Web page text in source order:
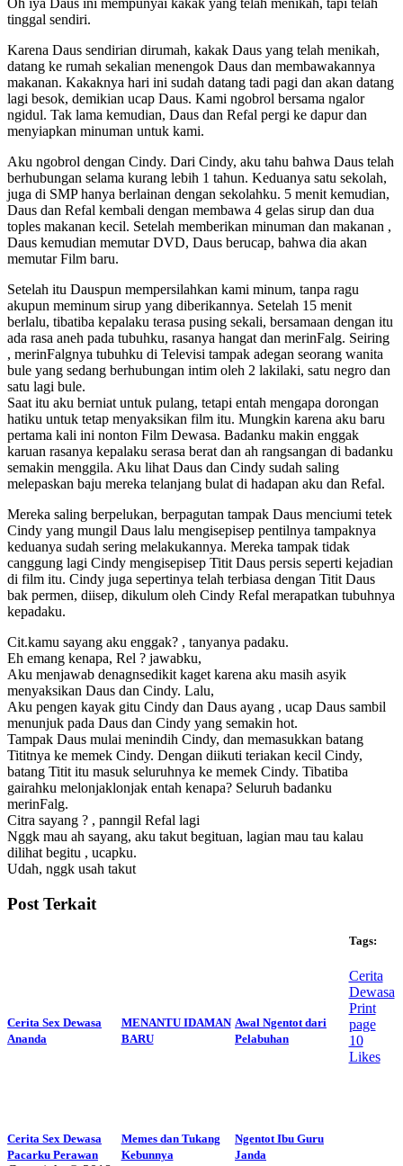
tinggal sendiri.
Karena Daus sendirian dirumah, kakak Daus yang telah menikah,
datang ke rumah sekalian menengok Daus dan membawakannya
makanan. Kakaknya hari ini sudah datang tadi pagi dan akan datang
lagi besok, demikian ucap Daus. Kami ngobrol bersama ngalor
ngidul. Tak lama kemudian, Daus dan Refal pergi ke dapur dan
menyiapkan minuman untuk kami.
Aku ngobrol dengan Cindy. Dari Cindy, aku tahu bahwa Daus telah
berhubungan selama kurang lebih 1 tahun. Keduanya satu sekolah,
juga di SMP hanya berlainan dengan sekolahku. 5 menit kemudian,
Daus dan Refal kembali dengan membawa 4 gelas sirup dan dua
toples makanan kecil. Setelah memberikan minuman dan makanan ,
Daus kemudian memutar DVD, Daus berucap, bahwa dia akan
memutar Film baru.
Setelah itu Dauspun mempersilahkan kami minum, tanpa ragu
akupun meminum sirup yang diberikannya. Setelah 15 menit
berlalu, tibatiba kepalaku terasa pusing sekali, bersamaan dengan itu
ada rasa aneh pada tubuhku, rasanya hangat dan merinFalg. Seiring
, merinFalgnya tubuhku di Televisi tampak adegan seorang wanita
bule yang sedang berhubungan intim oleh 2 lakilaki, satu negro dan
satu lagi bule.
Saat itu aku berniat untuk pulang, tetapi entah mengapa dorongan
hatiku untuk tetap menyaksikan film itu. Mungkin karena aku baru
pertama kali ini nonton Film Dewasa. Badanku makin enggak
karuan rasanya kepalaku serasa berat dan ah rangsangan di badanku
semakin menggila. Aku lihat Daus dan Cindy sudah saling
melepaskan baju mereka telanjang bulat di hadapan aku dan Refal.
Mereka saling berpelukan, berpagutan tampak Daus menciumi tetek
Cindy yang mungil Daus lalu mengisepisep pentilnya tampaknya
keduanya sudah sering melakukannya. Mereka tampak tidak
canggung lagi Cindy mengisepisep Titit Daus persis seperti kejadian
di film itu. Cindy juga sepertinya telah terbiasa dengan Titit Daus
bak permen, diisep, dikulum oleh Cindy Refal merapatkan tubuhnya
kepadaku.
Cit.kamu sayang aku enggak? , tanyanya padaku.
Eh emang kenapa, Rel ? jawabku,
Aku menjawab denagnsedikit kaget karena aku masih asyik
menyaksikan Daus dan Cindy. Lalu,
Aku pengen kayak gitu Cindy dan Daus ayang , ucap Daus sambil
menunjuk pada Daus dan Cindy yang semakin hot.
Tampak Daus mulai menindih Cindy, dan memasukkan batang
Tititnya ke memek Cindy. Dengan diikuti teriakan kecil Cindy,
batang Titit itu masuk seluruhnya ke memek Cindy. Tibatiba
gairahku melonjaklonjak entah kenapa? Seluruh badanku
merinFalg.
Citra sayang ? , panngil Refal lagi
Nggk mau ah sayang, aku takut begituan, lagian mau tau kalau
dilihat begitu , ucapku.
Udah, nggk usah takut
Post Terkait
Cerita Sex Dewasa
Ananda
MENANTU IDAMAN
BARU
Awal Ngentot dari
Pelabuhan
Cerita Sex Dewasa
Pacarku Perawan
Memes dan Tukang
Kebunnya
Ngentot Ibu Guru
Janda
Tags:
Cerita
Dewasa
Print
page
10
Likes